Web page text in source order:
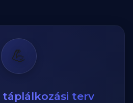
💪
táplálkozási terv